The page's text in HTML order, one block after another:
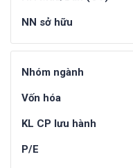
NN sở hữu
Nhóm ngành
Vốn hóa
KL CP lưu hành
P/E